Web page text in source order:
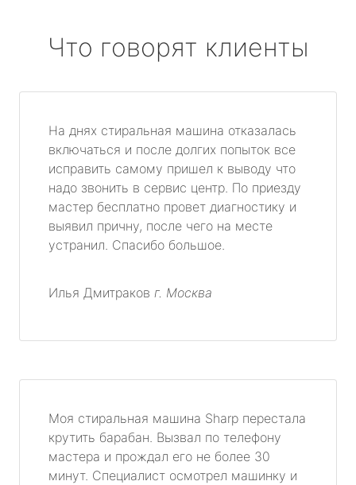
Что говорят клиенты
На днях стиральная машина отказалась
включаться и после долгих попыток все
исправить самому пришел к выводу что
надо звонить в сервис центр. По приезду
мастер бесплатно провет диагностику и
выявил причну, после чего на месте
устранил. Спасибо большое.
Илья Дмитраков г. Москва
Моя стиральная машина Sharp перестала
крутить барабан. Вызвал по телефону
мастера и прождал его не более 30
минут. Специалист осмотрел машинку и